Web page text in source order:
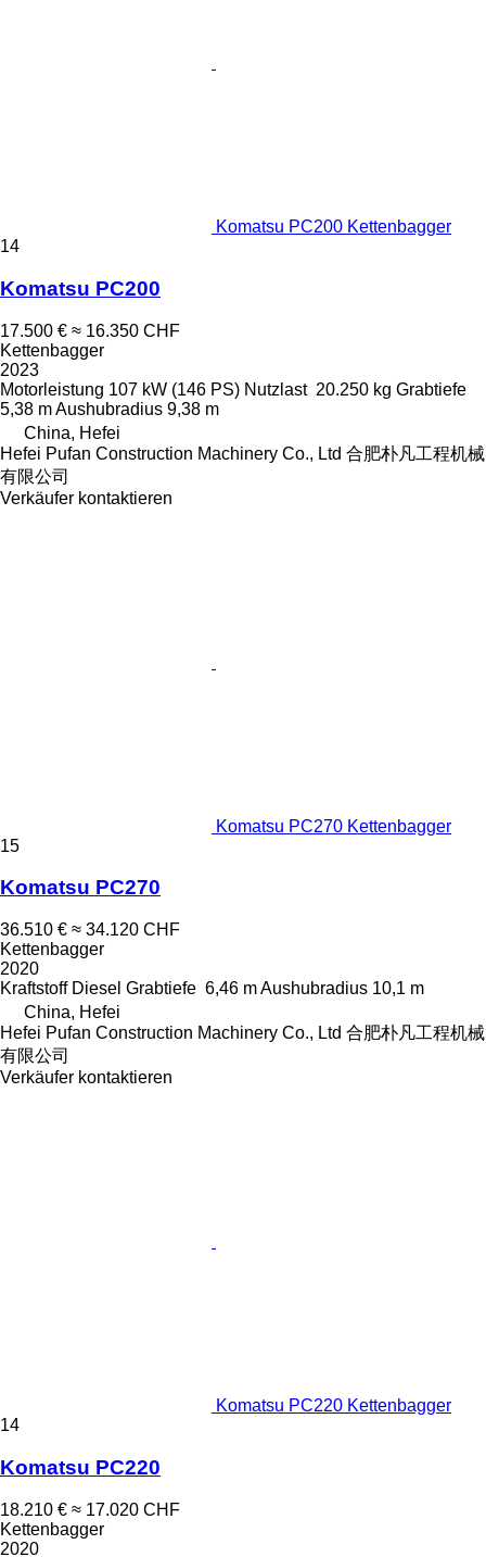
Komatsu PC200 Kettenbagger
14
Komatsu PC200
17.500 € ≈ 16.350 CHF
Kettenbagger
2023
Motorleistung 107 kW (146 PS) Nutzlast 20.250 kg Grabtiefe
5,38 mAushubradius 9,38 m
China, Hefei
Hefei Pufan Construction Machinery Co., Ltd 合肥朴凡工程机械
有限公司
Verkäufer kontaktieren
Komatsu PC270 Kettenbagger
15
Komatsu PC270
36.510 € ≈ 34.120 CHF
Kettenbagger
2020
Kraftstoff Diesel Grabtiefe 6,46 mAushubradius 10,1 m
China, Hefei
Hefei Pufan Construction Machinery Co., Ltd 合肥朴凡工程机械
有限公司
Verkäufer kontaktieren
Komatsu PC220 Kettenbagger
14
Komatsu PC220
18.210 € ≈ 17.020 CHF
Kettenbagger
2020